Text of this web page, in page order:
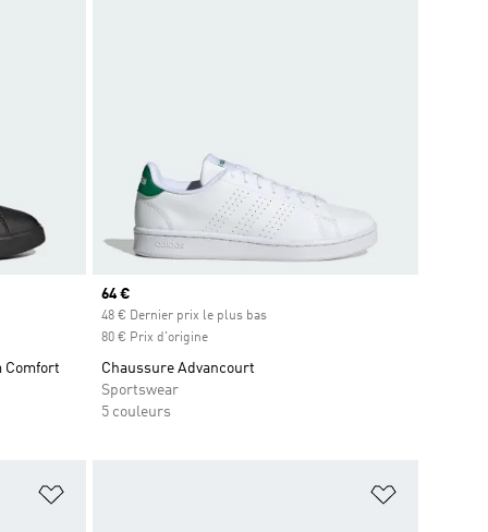
Comfort
Prix actuel
64 €
48 € Dernier prix le plus bas
80 € Prix d'origine
Chaussure Advancourt
Sportswear
5 couleurs